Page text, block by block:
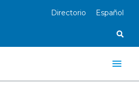
Directorio Español